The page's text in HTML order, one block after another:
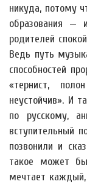
никуда, потому
образования —
родителей
Ведь путь
способностей
«тернист,
неустойчив». И
по русскому,
вступительный
позвонили и
такое может
мечтает